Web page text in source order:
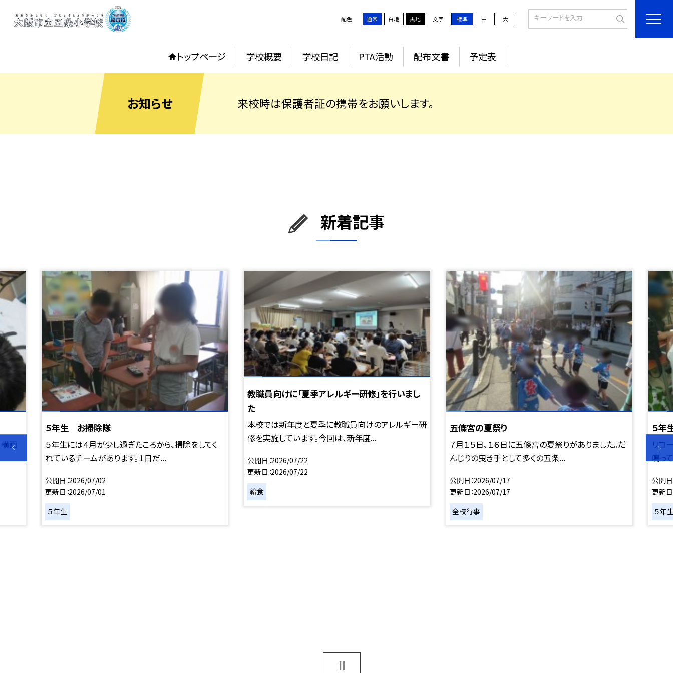
配色 通常 白地 黒地 文字 標準 中 大
トップページ 学校概要 学校日記 PTA活動 配布文書 予定表
お知らせ 来校時は保護者証の携帯をお願いします。
新着記事
画
５年生 お掃除隊
５年生には４月が少し過ぎたころから、掃除をしてく
れているチームがあります。１日だ...
公開日 2026/07/02
更新日 2026/07/01
５年生
教職員向けに「夏季アレルギー研修」を行いまし
た
本校では新年度と夏季に教職員向けのアレルギー研
修を実施しています。今回は、新年度...
公開日 2026/07/22
更新日 2026/07/22
給食
五條宮の夏祭り
７月１５日、１６日に五條宮の夏祭りがありました。だ
んじりの曳き手として多くの五条...
公開日 2026/07/17
更新日 2026/07/17
全校行事
５
リコ
鳴っ
公開日
更新日
５年